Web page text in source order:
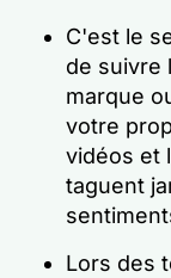
C'est le
de suivre
marque
votre
vidéos et
taguent
Lors des